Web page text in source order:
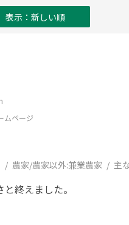
表示：新しい順
ムページ
農家/農家以外:兼業農家 主
終えました。